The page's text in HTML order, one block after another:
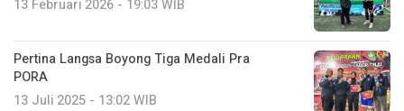
13 Februari 2026 - 19:03 WIB
Pertina Langsa Boyong Tiga Medali Pra
PORA
13 Juli 2025 - 13:02 WIB